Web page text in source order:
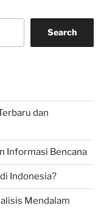
Search
dan
Informasi Bencana
Indonesia?
Mendalam